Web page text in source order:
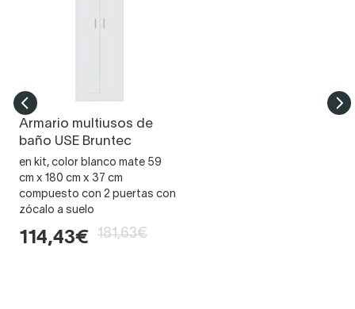
Armario multiusos de
baño USE Bruntec
en kit, color blanco mate 59
cm x 180 cm x 37 cm
compuesto con 2 puertas con
zócalo a suelo
114,43€ 181,63€